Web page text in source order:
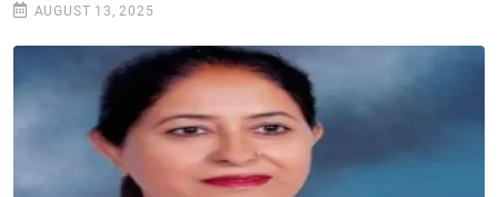
AUGUST 13, 2025